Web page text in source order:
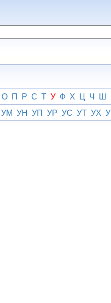
О П Р С Т У Ф Х Ц Ч Ш
УМ УН УП УР УС УТ УХ